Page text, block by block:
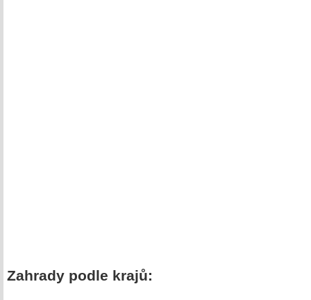
Zahrady podle krajů: